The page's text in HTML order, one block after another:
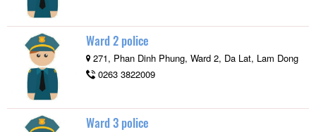
Ward 2 police
271, Phan Dinh Phung, Ward 2, Da Lat, Lam Dong
0263 3822009
Ward 3 police